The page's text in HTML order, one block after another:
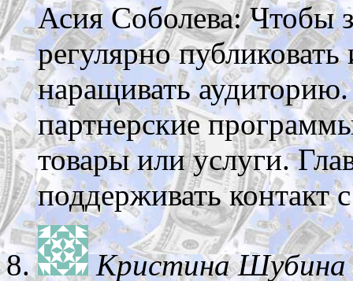
Асия Соболева: Чтобы
регулярно
наращивать
партнерские
товары или услуги.
поддерживать контакт
Кристина Шубина